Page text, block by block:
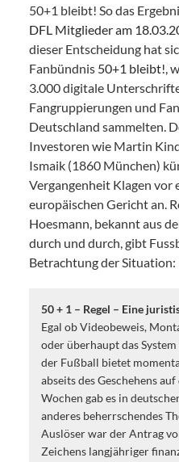
50+1 bleibt! So das
DFL Mitglieder am
dieser Entscheidung hat
Fanbündnis 50+1 bleibt!,
3.000 digitale
Fangruppierungen und
Deutschland sammelten.
Investoren wie Martin
Ismaik (1860 München)
Vergangenheit Klagen vor
europäischen Gericht an.
Hoesmann, bekannt aus
durch und durch, gibt
Betrachtung der Situation:
50 + 1 – Regel – Eine
Egal ob Videobeweis,
oder überhaupt das
der Fußball bietet
abseits des Geschehens
Wochen gab es in
anderes beherrschendes
Auslöser war der Antrag
Zeichens langjähriger